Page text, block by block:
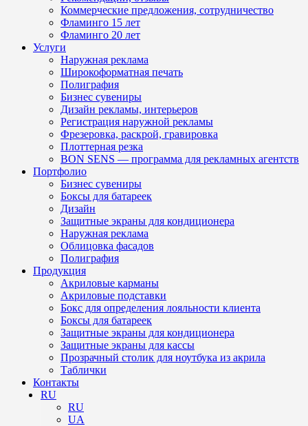
Коммерческие предложения, сотрудничество
Фламинго 15 лет
Фламинго 20 лет
Услуги
Наружная реклама
Широкоформатная печать
Полиграфия
Бизнес сувениры
Дизайн рекламы, интерьеров
Регистрация наружной рекламы
Фрезеровка, раскрой, гравировка
Плоттерная резка
BON SENS — программа для рекламных агентств
Портфолио
Бизнес сувениры
Боксы для батареек
Дизайн
Защитные экраны для кондиционера
Наружная реклама
Облицовка фасадов
Полиграфия
Продукция
Акриловые карманы
Акриловые подставки
Бокс для определения лояльности клиента
Боксы для батареек
Защитные экраны для кондиционера
Защитные экраны для кассы
Прозрачный столик для ноутбука из акрила
Таблички
Контакты
RU
RU
UA